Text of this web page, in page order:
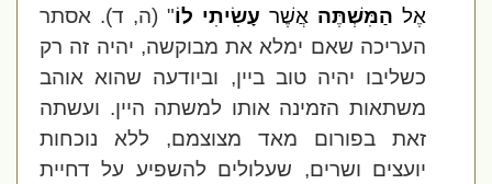
אֶלהַמִּשְׁתֶּהאֲשֶׁרעָשִׂיתִי לוֹ" (ה, ד). אסתר
העריכה שאם ימלא את מבוקשה, יהיה זה רק
כשליבו יהיה טוב ביין, וביודעה שהוא אוהב
משתאות הזמינה אותו למשתה היין.ועשתה
זאת בפורום מאד מצוצמם, ללא נוכחות
יועצים ושרים, שעלולים להשפיע על דחיית